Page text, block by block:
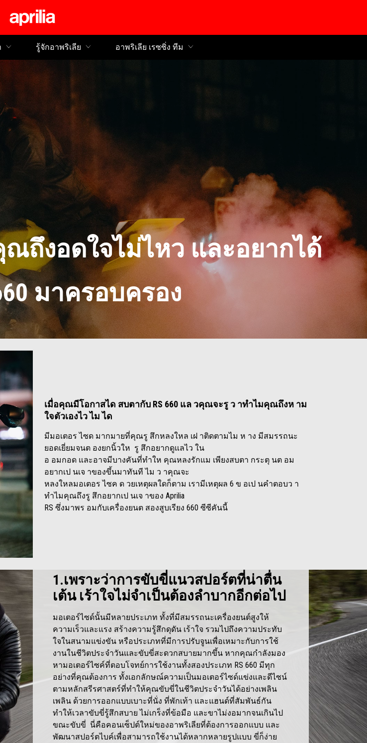
รู้จักอาพริเลีย อาพริเลีย เรซซิ่ง ทีม
ณถึงอดใจไม่ไหว และอยากได้
มาครอบครอง
เมื่อคุณมีโอกาสได สบตากับ RS 660 แล วคุณจะรู ว าทำไมคุณถึงห าม
ใจตัวเองไว ไม ได
มีมอเตอร ไซด มากมายที่คุณรู สึกหลงใหล เฝ าติดตามไม ห าง มีสมรรถนะ
ยอดเยี่ยมจนต องยกนิ้วให รู สึกอยากดูแลไว ใน
อ อมกอด และอาจมีบางคันที่ทำให คุณหลงรักแม เพียงสบตา กระตุ นต อม
อยากเป นเจ าของขึ้นมาทันที ไม ว าคุณจะ
หลงใหลมอเตอร ไซค ด วยเหตุผลใดก็ตาม เรามีเหตุผล 6 ข อเป นคำตอบว า
ทำไมคุณถึงรู สึกอยากเป นเจ าของ Aprilia
RS ซึ่งมาพร อมกับเครื่องยนต สองสูบเรียง 660 ซีซีคันนี้
1.เพราะว่าการขับขี่แนวสปอร์ตที่น่าตื่น
เต้น เร้าใจไม่จำเป็นต้องลำบากอีกต่อไป
มอเตอร์ไซด์นั้นมีหลายประเภท ทั้งที่มีสมรรถนะเครื่องยนต์สูงให้
ความเร็วและแรง สร้างความรู้สึกดุดัน เร้าใจ รวมไปถึงความประทับ
ใจในสนามแข่งขัน หรือประเภทที่มีการปรับจูนเพื่อเหมาะกับการใช้
งานในชีวิตประจำวันและขับขี่สะดวกสบายมากขึ้น หากคุณกำลังมอง
หามอเตอร์ไซค์ที่ตอบโจทย์การใช้งานทั้งสองประเภท RS 660 มีทุก
อย่างที่คุณต้องการ ทั้งเอกลักษณ์ความเป็นมอเตอร์ไซด์แข่งและดีไซน์
ตามหลักสรีรศาสตร์ที่ทำให้คุณขับขี่ในชีวิตประจำวันได้อย่างเพลิน
เพลิน ด้วยการออกแบบเบาะที่นั่ง ที่พักเท้า และแฮนด์ที่สัมพันธ์กัน
ทำให้เวลาขับขี่รู้สึกสบาย ไม่เกร็งที่ข้อมือ และขาไม่งอมากจนเกินไป
ขณะขับขี่ นี่คือคอนเซ็ปต์ใหม่ของอาพริเลียที่ต้องการออกแบบ และ
พัฒนาสปอร์ตไบค์เพื่อสามารถใช้งานได้หลากหลายรูปแบบ ขี่ก็ง่าย